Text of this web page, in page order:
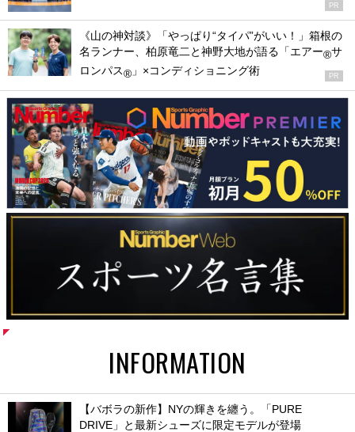
PR
《山の神対談》「やっぱり“タイパ”がいい！」箱根の
名ランナー、柏原竜二と神野大地が語る「エアー®サ
ロンパス® 」×コンディショニング術 PR
INFORMATION
【バボラの新作】NYの輝きを纏う。「PURE
DRIVE」と最新シューズに限定モデルが登場